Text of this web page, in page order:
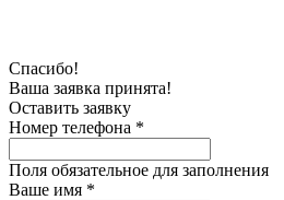
Спасибо!
Ваша заявка принята!
Оставить заявку
Номер телефона *
Поля обязательное для заполнения
Ваше имя *